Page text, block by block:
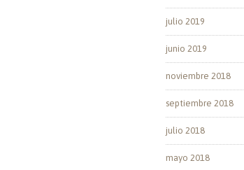
julio 2019
junio 2019
noviembre 2018
septiembre 2018
julio 2018
mayo 2018